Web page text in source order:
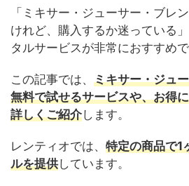
「ミキサー・ジューサー・ブレ
けれど、購入するか迷っている
タルサービスが非常におすすめで
この記事では、 ミキサー・ジュ
無料で試せるサービスや、お得
詳しくご紹介します。
レンティオでは、 特定の商品で1
ルを提供しています。